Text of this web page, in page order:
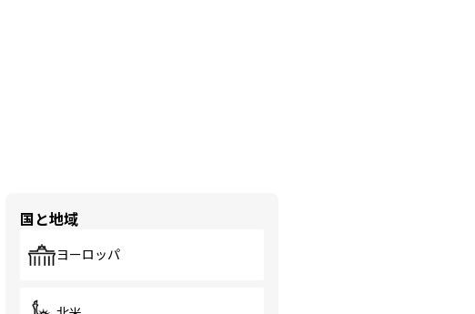
国と地域
ヨーロッパ